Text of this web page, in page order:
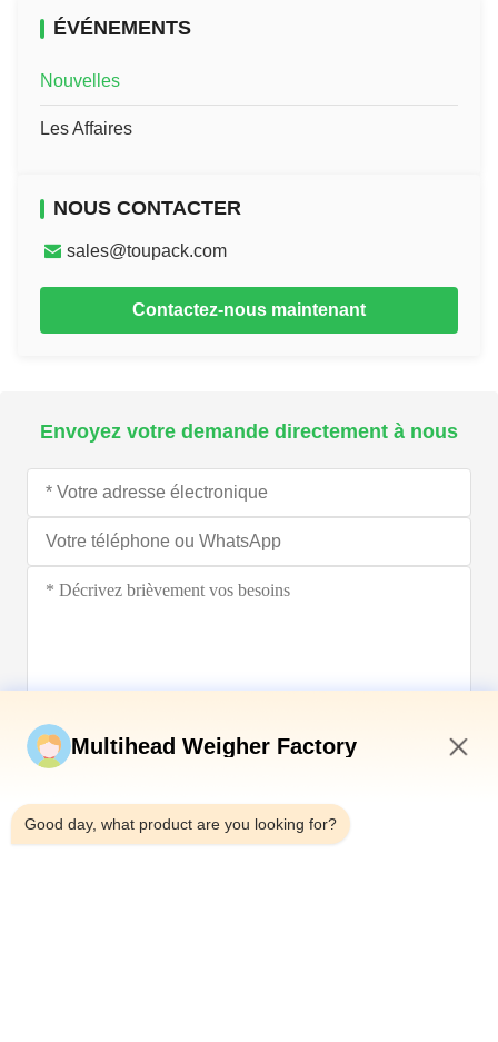
ÉVÉNEMENTS
Nouvelles
Les Affaires
NOUS CONTACTER
sales@toupack.com
Contactez-nous maintenant
Envoyez votre demande directement à nous
Multihead Weigher Factory
Good day, what product are you looking for?